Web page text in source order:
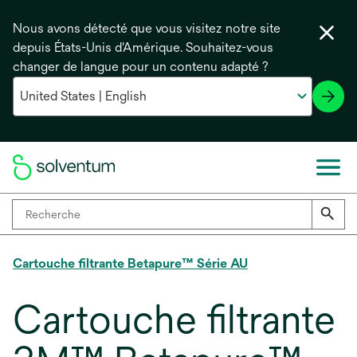
Nous avons détecté que vous visitez notre site
depuis États-Unis d'Amérique. Souhaitez-vous
changer de langue pour un contenu adapté ?
Cartouche filtrante Betapure™ Série AU
Cartouche filtrante